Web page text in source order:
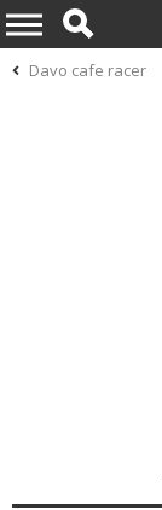
Davo cafe racer